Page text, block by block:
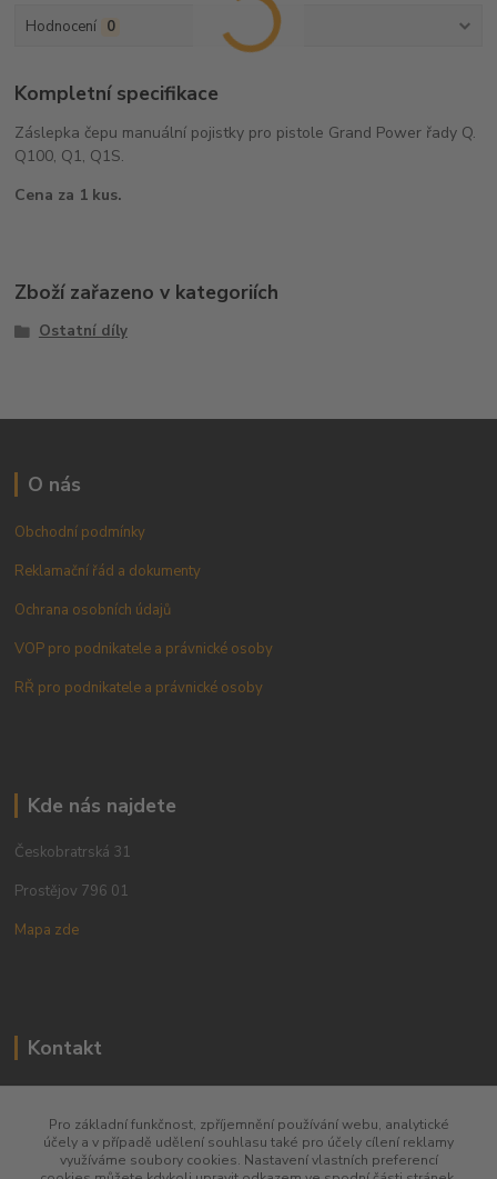
Hodnocení 0
Kompletní specifikace
Záslepka čepu manuální pojistky pro pistole Grand Power řady Q.
Q100, Q1, Q1S.
Cena za 1 kus.
Zboží zařazeno v kategoriích
Ostatní díly
O nás
Obchodní podmínky
Reklamační řád a dokumenty
Ochrana osobních údajů
VOP pro podnikatele a právnické osoby
RŘ pro podnikatele a právnické osoby
Kde nás najdete
Českobratrská 31
Prostějov 796 01
Mapa zde
Kontakt
obchod@qins.cz
Pro základní funkčnost, zpříjemnění používání webu, analytické
účely a v případě udělení souhlasu také pro účely cílení reklamy
využíváme soubory cookies. Nastavení vlastních preferencí